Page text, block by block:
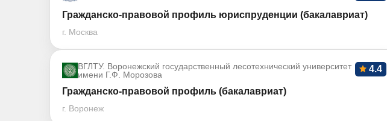
Гражданско-правовой профиль юриспруденции (бакалавриат)
г. Москва
ВГЛТУ. Воронежский государственный лесотехнический университет
имени Г.Ф. Морозова
4.4
Гражданско-правовой профиль (бакалавриат)
г. Воронеж